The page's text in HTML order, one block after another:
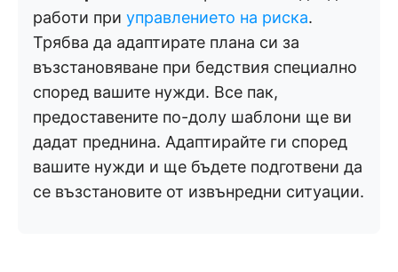
работи при управлението на риска.
Трябва да адаптирате плана си за
възстановяване при бедствия специално
според вашите нужди. Все пак,
предоставените по-долу шаблони ще ви
дадат преднина. Адаптирайте ги според
вашите нужди и ще бъдете подготвени да
се възстановите от извънредни ситуации.